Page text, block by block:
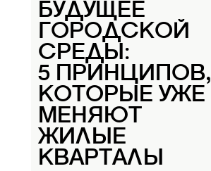
БУДУЩЕЕ
ГОРОДСКОЙ
СРЕДЫ:
5 ПРИНЦИПОВ,
КОТОРЫЕ УЖЕ
МЕНЯЮТ
ЖИЛЫЕ
КВАРТАЛЫ